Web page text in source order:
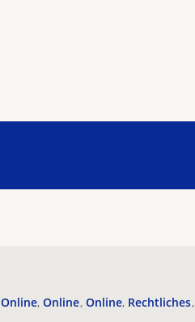
Online Online Online Rechtliches